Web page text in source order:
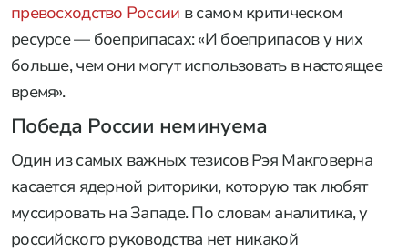
превосходство России в самом критическом
ресурсе — боеприпасах: «И боеприпасов у них
больше, чем они могут использовать в настоящее
время».
Победа России неминуема
Один из самых важных тезисов Рэя Макговерна
касается ядерной риторики, которую так любят
муссировать на Западе. По словам аналитика, у
российского руководства нет никакой